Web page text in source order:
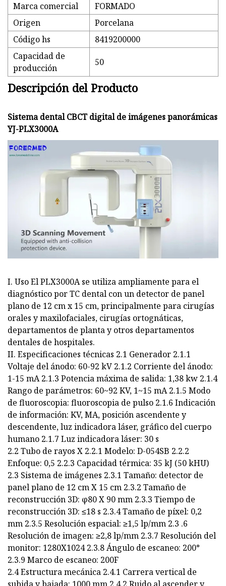
Marca comercial
FORMADO
Origen
Porcelana
Código hs
8419200000
Capacidad de
producción
50
Descripción del Producto
Sistema dental CBCT digital de imágenes panorámicas
YJ-PLX3000A
I. Uso El PLX3000A se utiliza ampliamente para el
diagnóstico por TC dental con un detector de panel
plano de 12 cm x 15 cm, principalmente para cirugías
orales y maxilofaciales, cirugías ortognáticas,
departamentos de planta y otros departamentos
dentales de hospitales.
II. Especificaciones técnicas 2.1 Generador 2.1.1
Voltaje del ánodo: 60-92 kV 2.1.2 Corriente del ánodo:
1-15 mA 2.1.3 Potencia máxima de salida: 1,38 kw 2.1.4
Rango de parámetros: 60~92 KV, 1~15 mA 2.1.5 Modo
de fluoroscopia: fluoroscopia de pulso 2.1.6 Indicación
de información: KV, MA, posición ascendente y
descendente, luz indicadora láser, gráfico del cuerpo
humano 2.1.7 Luz indicadora láser: 30 s
2.2 Tubo de rayos X 2.2.1 Modelo: D-054SB 2.2.2
Enfoque: 0,5 2.2.3 Capacidad térmica: 35 kJ (50 kHU)
2.3 Sistema de imágenes 2.3.1 Tamaño: detector de
panel plano de 12 cm X 15 cm 2.3.2 Tamaño de
reconstrucción 3D: φ80 X 90 mm 2.3.3 Tiempo de
reconstrucción 3D: ≤18 s 2.3.4 Tamaño de píxel: 0,2
mm 2.3.5 Resolución espacial: ≥1,5 lp/mm 2.3 .6
Resolución de imagen: ≥2,8 lp/mm 2.3.7 Resolución del
monitor: 1280X1024 2.3.8 Ángulo de escaneo: 200°
2.3.9 Marco de escaneo: 200F
2.4 Estructura mecánica 2.4.1 Carrera vertical de